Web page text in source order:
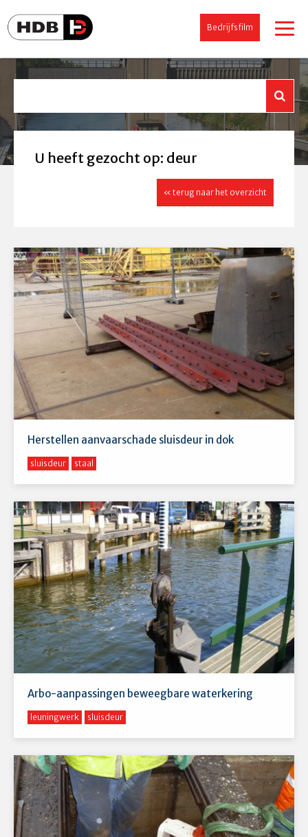
Bedrijfsfilm
U heeft gezocht op: deur
« terug naar het overzicht
Herstellen aanvaarschade sluisdeur in dok
sluisdeur staal
Arbo-aanpassingen beweegbare waterkering
leuningwerk sluisdeur